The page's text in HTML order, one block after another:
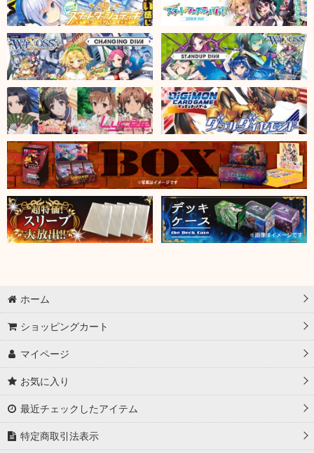
ホーム
ショッピングカート
マイページ
お気に入り
最近チェックしたアイテム
特定商取引法表示